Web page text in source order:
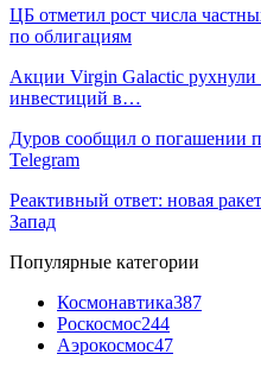
ЦБ отметил рост числа
по облигациям
Акции Virgin Galactic рухнули
инвестиций в…
Дуров сообщил о погашении
Telegram
Реактивный ответ: новая
Запад
Популярные категории
Космонавтика387
Роскосмос244
Аэрокосмос47